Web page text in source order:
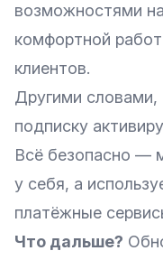
возможностями
комфортной
клиентов.
Другими
подписку
Всё безопасно —
у себя, а
платёжные
Что дальше?